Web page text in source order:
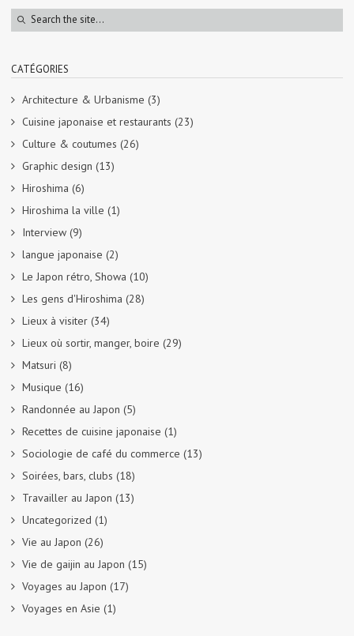
CATÉGORIES
Architecture & Urbanisme (3)
Cuisine japonaise et restaurants (23)
Culture & coutumes (26)
Graphic design (13)
Hiroshima (6)
Hiroshima la ville (1)
Interview (9)
langue japonaise (2)
Le Japon rétro, Showa (10)
Les gens d'Hiroshima (28)
Lieux à visiter (34)
Lieux où sortir, manger, boire (29)
Matsuri (8)
Musique (16)
Randonnée au Japon (5)
Recettes de cuisine japonaise (1)
Sociologie de café du commerce (13)
Soirées, bars, clubs (18)
Travailler au Japon (13)
Uncategorized (1)
Vie au Japon (26)
Vie de gaijin au Japon (15)
Voyages au Japon (17)
Voyages en Asie (1)